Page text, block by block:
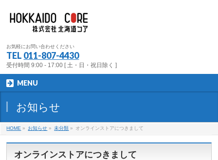
お気軽にお問い合わせください
TEL 011-807-4430
受付時間 9:00 - 17:00 [ 土・日・祝日除く ]
MENU
お知らせ
HOME » お知らせ » 未分類 » オンラインストアにつきまして
オンラインストアにつきまして